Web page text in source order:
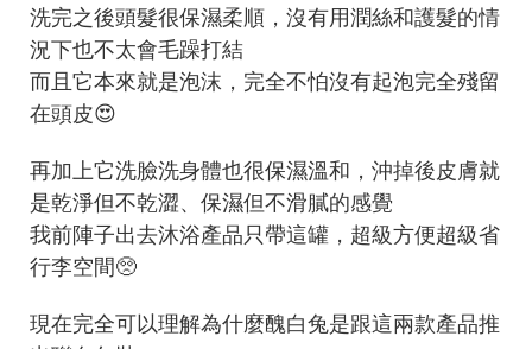
洗完之後頭髮很保濕柔順，沒有用潤絲和護髮的情
況下也不太會毛躁打結
而且它本來就是泡沫，完全不怕沒有起泡完全殘留
在頭皮😍
再加上它洗臉洗身體也很保濕溫和，沖掉後皮膚就
是乾淨但不乾澀、保濕但不滑膩的感覺
我前陣子出去沐浴產品只帶這罐，超級方便超級省
行李空間🥺
現在完全可以理解為什麼醜白兔是跟這兩款產品推